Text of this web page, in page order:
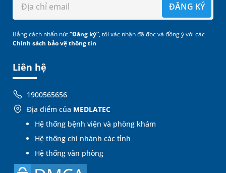
Liên hệ
1900565656
Địa điểm của MEDLATEC
Hệ thống bệnh viện và phòng khám
Hệ thống chi nhánh các tỉnh
Hệ thống văn phòng
ĐĂNG KÝ
Bằng cách nhấn nút“Đăng ký”, tôi xác nhận đã đọc và đồng ý với các
Chính sách bảo vệ thông tin